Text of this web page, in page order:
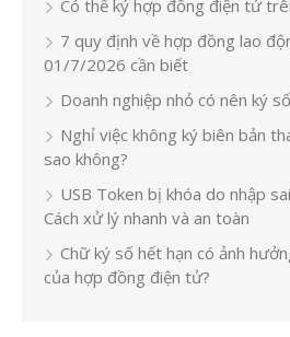
Có thể ký hợp đồng điện tử
7 quy định về hợp đồng lao
01/7/2026 cần biết
Doanh nghiệp nhỏ có nên ký
Nghỉ việc không ký biên bản
sao không?
USB Token bị khóa do nhập
Cách xử lý nhanh và an toàn
Chữ ký số hết hạn có ảnh
của hợp đồng điện tử?